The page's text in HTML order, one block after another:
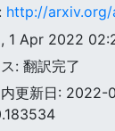
http://arxiv.org/
1 Apr 2022
: 翻訳完了
内更新日: